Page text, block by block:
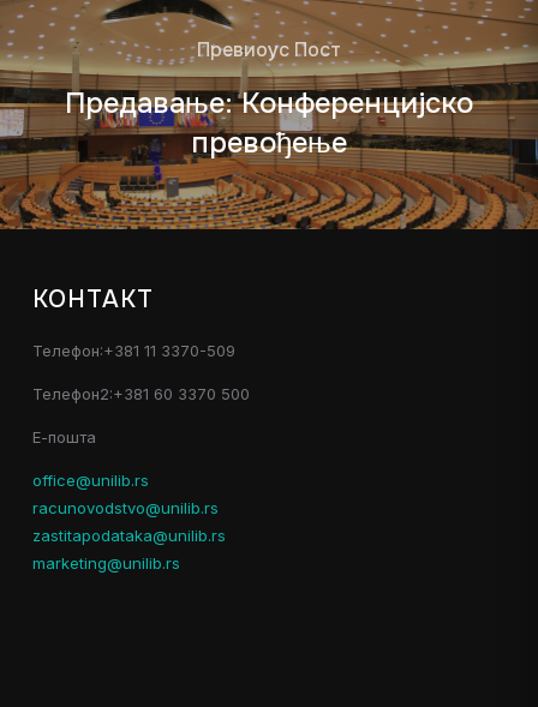
Превиоус Пост
Предавање: Конференцијско
превођење
КОНТАКТ
Телефон:+381 11 3370-509
Телефон2:+381 60 3370 500
Е-пошта
office@unilib.rs
racunovodstvo@unilib.rs
zastitapodataka@unilib.rs
marketing@unilib.rs